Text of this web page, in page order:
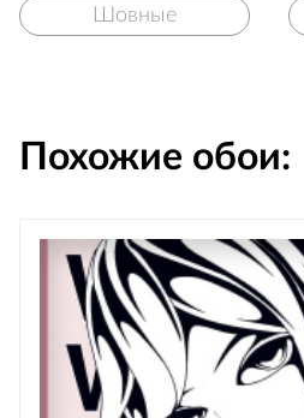
Шовные
Похожие обои: